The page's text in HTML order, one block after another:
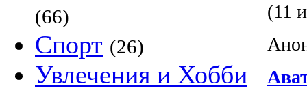
(66)
Спорт (26)
Увлечения и Хобби
(11